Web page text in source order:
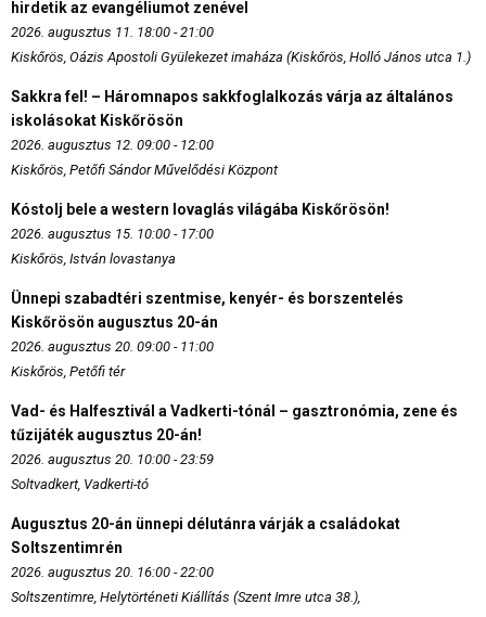
hirdetik az evangéliumot zenével
2026. augusztus 11. 18:00 - 21:00
Kiskőrös, Oázis Apostoli Gyülekezet imaháza (Kiskőrös, Holló János utca 1.)
Sakkra fel! – Háromnapos sakkfoglalkozás várja az általános
iskolásokat Kiskőrösön
2026. augusztus 12. 09:00 - 12:00
Kiskőrös, Petőfi Sándor Művelődési Központ
Kóstolj bele a western lovaglás világába Kiskőrösön!
2026. augusztus 15. 10:00 - 17:00
Kiskőrös, István lovastanya
Ünnepi szabadtéri szentmise, kenyér- és borszentelés
Kiskőrösön augusztus 20-án
2026. augusztus 20. 09:00 - 11:00
Kiskőrös, Petőfi tér
Vad- és Halfesztivál a Vadkerti-tónál – gasztronómia, zene és
tűzijáték augusztus 20-án!
2026. augusztus 20. 10:00 - 23:59
Soltvadkert, Vadkerti-tó
Augusztus 20-án ünnepi délutánra várják a családokat
Soltszentimrén
2026. augusztus 20. 16:00 - 22:00
Soltszentimre, Helytörténeti Kiállítás (Szent Imre utca 38.),